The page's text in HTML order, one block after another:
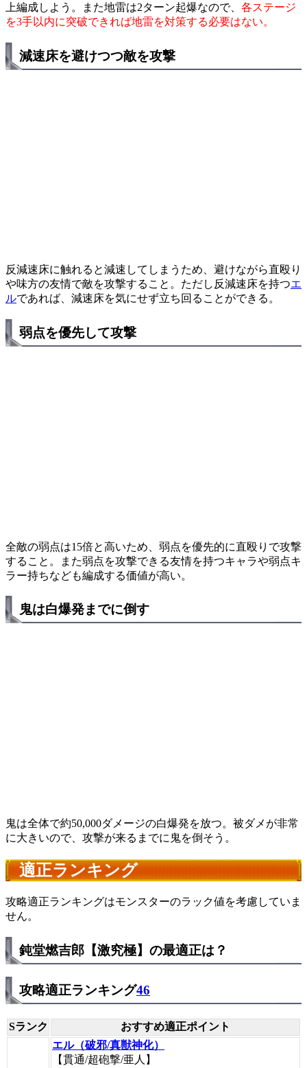
上編成しよう。また地雷は2ターン起爆なので、 各ステージ
を3手以内に突破できれば地雷を対策する必要はない。
減速床を避けつつ敵を攻撃
反減速床に触れると減速してしまうため、避けながら直殴り
や味方の友情で敵を攻撃すること。ただし反減速床を持つエ
ルであれば、減速床を気にせず立ち回ることができる。
弱点を優先して攻撃
全敵の弱点は15倍と高いため、弱点を優先的に直殴りで攻撃
すること。また弱点を攻撃できる友情を持つキャラや弱点キ
ラー持ちなども編成する価値が高い。
鬼は白爆発までに倒す
鬼は全体で約50,000ダメージの白爆発を放つ。被ダメが非常
に大きいので、攻撃が来るまでに鬼を倒そう。
適正ランキング
攻略適正ランキングはモンスターのラック値を考慮していま
せん。
鈍堂燃吉郎【激究極】の最適正は？
攻略適正ランキング46
Sランク
おすすめ適正ポイント
エル（破邪/真獣神化）
【貫通/超砲撃/亜人】